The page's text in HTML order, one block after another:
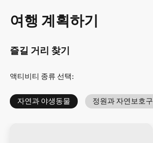
여행 계획하기
즐길 거리 찾기
액티비티 종류 선택:
자연과 야생동물 정원과 자연보호구